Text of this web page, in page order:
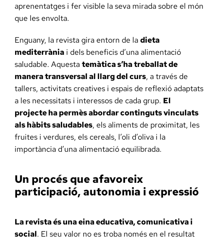
aprenentatges i fer visible la seva mirada sobre el món
que les envolta.
Enguany, la revista gira entorn de ladieta
mediterrània i dels beneficis d’una alimentació
saludable. Aquestatemàtica s’ha treballat de
manera transversal al llarg del curs, a través de
tallers, activitats creatives i espais de reflexió adaptats
a les necessitats i interessos de cada grup. El
projecte ha permès abordar continguts vinculats
als hàbits saludables, els aliments de proximitat, les
fruites i verdures, els cereals, l’oli d’oliva i la
importància d’una alimentació equilibrada.
Un procés que afavoreix
participació, autonomia i expressió
La revista és una eina educativa, comunicativa i
social. El seu valor no es troba només en el resultat